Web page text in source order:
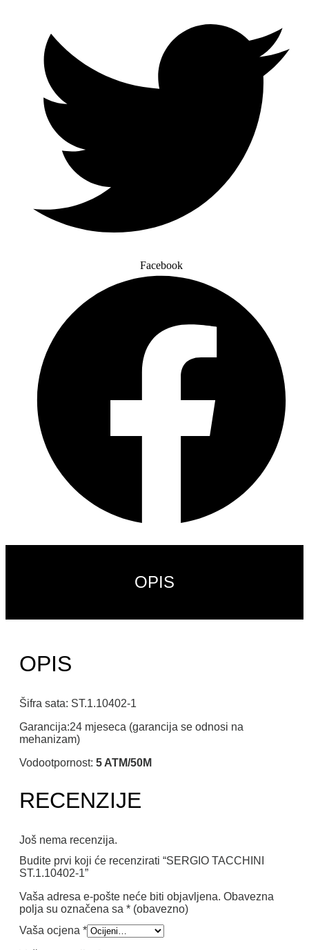
Facebook
OPIS
OPIS
Šifra sata: ST.1.10402-1
Garancija:24 mjeseca (garancija se odnosi na
mehanizam)
Vodootpornost: 5 ATM/50M
RECENZIJE
Još nema recenzija.
Budite prvi koji će recenzirati “SERGIO TACCHINI
ST.1.10402-1”
Vaša adresa e-pošte neće biti objavljena. Obavezna
polja su označena sa * (obavezno)
Vaša ocjena *